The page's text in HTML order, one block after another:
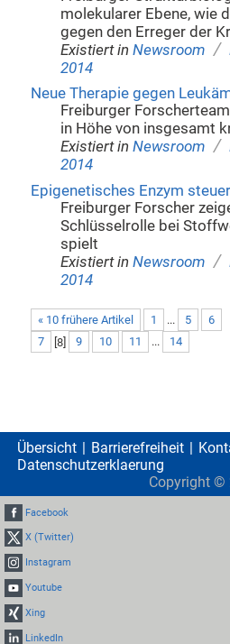
molekularer Ebene, wie
gegen den Erreger der
Existiert in Newsroom /
2014
Neue Therapie gegen
Freiburger
in Höhe von insgesamt
Existiert in Newsroom /
2014
Epigenetisches Enzym
Freiburger Forscher
Schlüsselrolle bei
spielt
Existiert in Newsroom /
2014
« 10 frühere Artikel 1 ... 5
6
7
[8] 9 10 11 ... 14
Übersicht Barrierefreiheit
Datenschutzerklaerung
Copyright ©
Facebook
X (Twitter)
Instagram
Youtube
Xing
LinkedIn